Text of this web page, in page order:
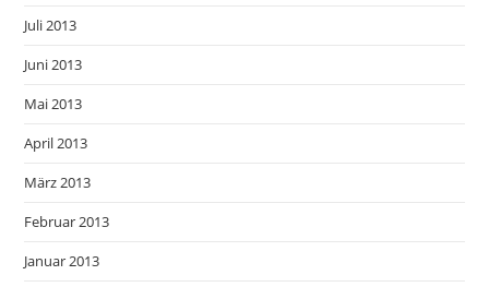
Juli 2013
Juni 2013
Mai 2013
April 2013
März 2013
Februar 2013
Januar 2013